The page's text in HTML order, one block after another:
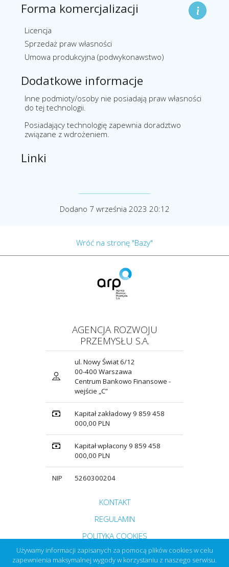
Forma komercjalizacji
Licencja
Sprzedaż praw własności
Umowa produkcyjna (podwykonawstwo)
Dodatkowe informacje
Inne podmioty/osoby nie posiadają praw własności
do tej technologii.
Posiadający technologię zapewnia doradztwo
związane z wdrożeniem.
Linki
Dodano 7 września 2023 20:12
Wróć na stronę "Bazy"
AGENCJA ROZWOJU
PRZEMYSŁU S.A.
ul. Nowy Świat 6/12
00-400 Warszawa
Centrum Bankowo Finansowe -
wejście „C”
Kapitał zakładowy 9 859 458
000,00 PLN
Kapitał wpłacony 9 859 458
000,00 PLN
NIP 5260300204
Przejdź do strony głównej do sekcji
KONTAKT
Zobacz
REGULAMIN
Zobacz
POLITYKA COOKIES
Używamy informacji zapisanych za pomocą plików cookies w celu
zapewnienia maksymalnej wygody w korzystaniu z naszego serwisu.